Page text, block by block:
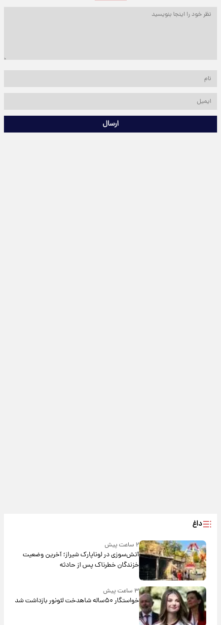
ارسال
داغ
۲ ساعت پیش
آتش‌سوزی در لوناپارک شیراز؛ آخرین وضعیت
خزندگان خطرناک پس از حادثه
۳ ساعت پیش
خواستگار ۵۰ساله شاهدخت لئونور بازداشت شد